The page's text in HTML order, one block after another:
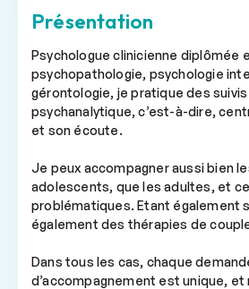
Présentation
Psychologue clinicienne diplômée
psychopathologie, psychologie
gérontologie, je pratique des
psychanalytique, c’est-à-dire,
et son écoute.
Je peux accompagner aussi bien
adolescents, que les adultes, et
problématiques. Etant également
également des thérapies de
Dans tous les cas, chaque
d’accompagnement est unique, et